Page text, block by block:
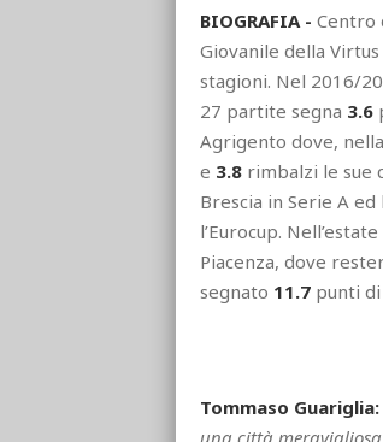
BIOGRAFIA - Centro
Giovanile della
stagioni. Nel 2016/
27 partite segna 3.6
Agrigento dove,
e 3.8 rimbalzi le sue
Brescia in Serie A
l’Eurocup.
Piacenza, dove
segnato 11.7 punti di
Tommaso Guariglia: